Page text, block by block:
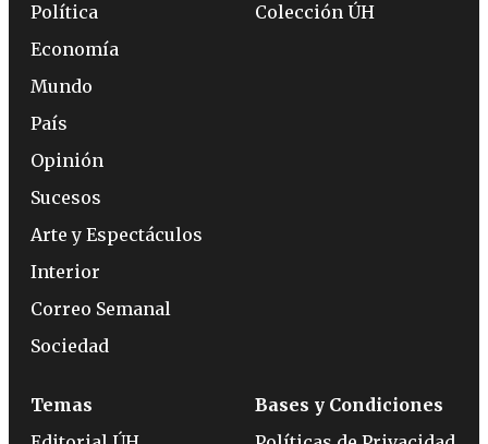
Política
Economía
Mundo
País
Opinión
Sucesos
Arte y Espectáculos
Interior
Correo Semanal
Sociedad
Colección ÚH
Temas
Bases y Condiciones